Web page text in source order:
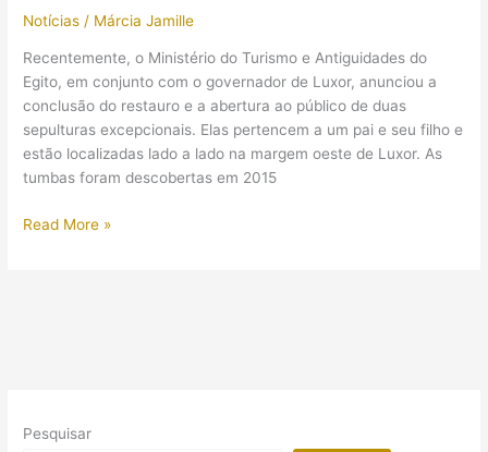
tumba
de
Heliópolis
(antiga
Iunu)
Notícias / Márcia Jamille
Recentemente, o Ministério do Turismo e Antiguidades do
Egito, em conjunto com o governador de Luxor, anunciou a
conclusão do restauro e a abertura ao público de duas
sepulturas excepcionais. Elas pertencem a um pai e seu filho e
estão localizadas lado a lado na margem oeste de Luxor. As
tumbas foram descobertas em 2015
Egito
e
Read More »
Pesquisar